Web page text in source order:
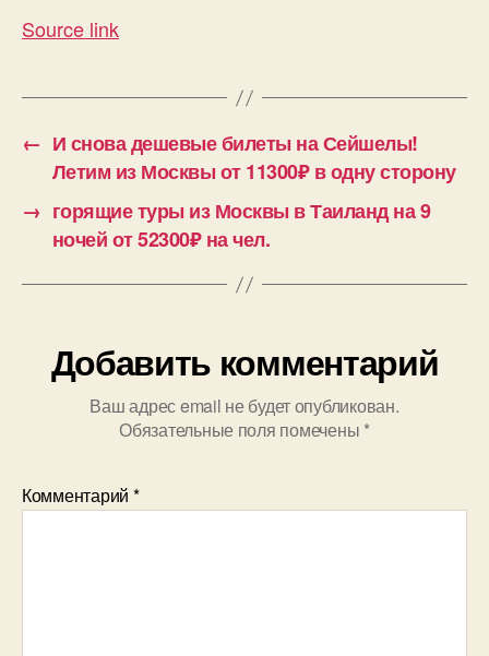
Source link
← И снова дешевые билеты на Сейшелы!
Летим из Москвы от 11300₽ в одну сторону
→ горящие туры из Москвы в Таиланд на 9
ночей от 52300₽ на чел.
Добавить комментарий
Ваш адрес email не будет опубликован.
Обязательные поля помечены *
Комментарий *